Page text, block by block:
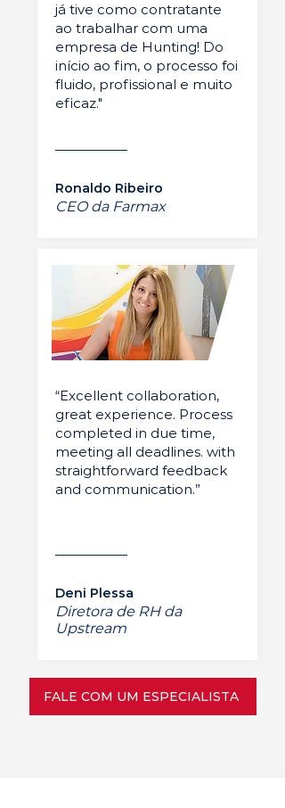
já tive como contratante
ao trabalhar com uma
empresa de Hunting! Do
início ao fim, o processo foi
fluido, profissional e muito
eficaz."
Ronaldo Ribeiro
CEO da Farmax
“Excellent collaboration,
great experience. Process
completed in due time,
meeting all deadlines. with
straightforward feedback
and communication.”
Deni Plessa
Diretora de RH da
Upstream
FALE COM UM ESPECIALISTA